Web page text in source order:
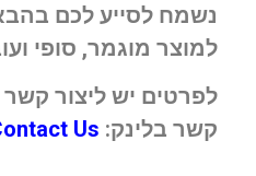
נשמח לסייע לכם
למוצר מוגמר, סופי
לפרטים יש ליצור
קשר בלינק: Us